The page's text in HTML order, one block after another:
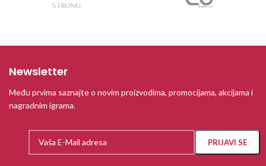
Newsletter
Među prvima saznajte o novim proizvodima, promocijama, akcijama i
nagradnim igrama.